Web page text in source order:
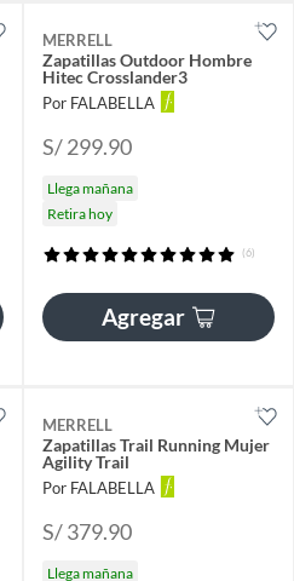
MERRELL
Zapatillas Outdoor Hombre
Hitec Crosslander3
Por FALABELLA
S/ 299.90
Llega mañana
Retira hoy
(6)
Agregar
MERRELL
Zapatillas Trail Running Mujer
Agility Trail
Por FALABELLA
S/ 379.90
Llega mañana